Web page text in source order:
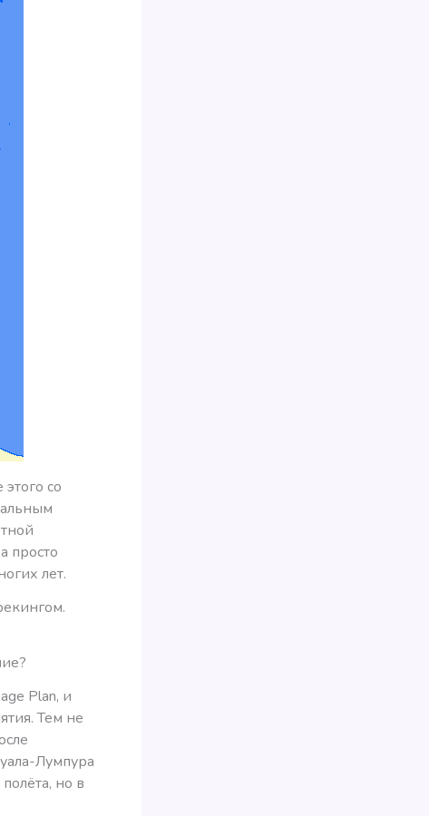
со
просто
лет.
Plan, и
Тем не
Лумпура
но в